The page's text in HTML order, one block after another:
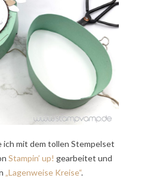
ich mit dem tollen Stempelset
Stampin’ up! gearbeitet und
„Lagenweise Kreise“.